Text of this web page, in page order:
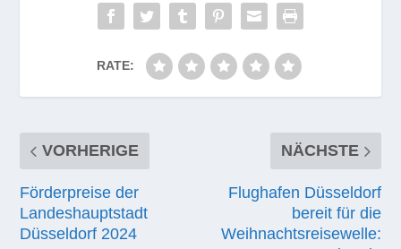
RATE:
VORHERIGE
Förderpreise der
Landeshauptstadt
Düsseldorf 2024
NÄCHSTE
Flughafen Düsseldorf
bereit für die
Weihnachtsreisewelle: